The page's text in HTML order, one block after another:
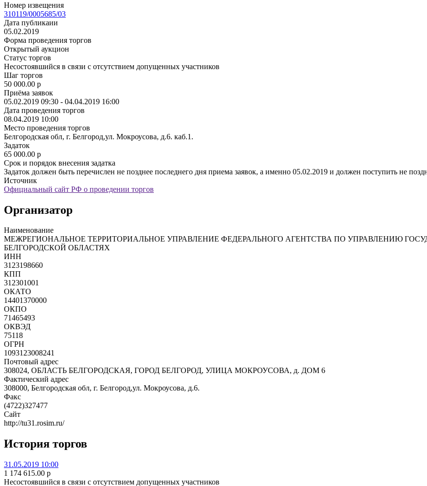
Номер извещения
310119/0005685/03
Дата публикаии
05.02.2019
Форма проведения торгов
Открытый аукцион
Статус торгов
Несостоявшийся в связи с отсутствием допущенных участников
Шаг торгов
50 000.00 p
Приёма заявок
05.02.2019 09:30 - 04.04.2019 16:00
Дата проведения торгов
08.04.2019 10:00
Место проведения торгов
Белгородская обл, г. Белгород,ул. Мокроусова, д.6. каб.1.
Задаток
65 000.00 p
Срок и порядок внесения задатка
Задаток должен быть перечислен не позднее последнего дня приема заявок, а именно 05.02.2019 и должен поступить не
Источник
Официальный сайт РФ о проведении торгов
Организатор
Наименование
МЕЖРЕГИОНАЛЬНОЕ ТЕРРИТОРИАЛЬНОЕ УПРАВЛЕНИЕ ФЕДЕРАЛЬНОГО АГЕНТСТВА ПО УПРАВЛЕНИЮ
БЕЛГОРОДСКОЙ ОБЛАСТЯХ
ИНН
3123198660
КПП
312301001
ОКАТО
14401370000
ОКПО
71465493
ОКВЭД
75118
ОГРН
1093123008241
Почтовый адрес
308024, ОБЛАСТЬ БЕЛГОРОДСКАЯ, ГОРОД БЕЛГОРОД, УЛИЦА МОКРОУСОВА, д. ДОМ 6
Фактический адрес
308000, Белгородская обл, г. Белгород,ул. Мокроусова, д.6.
Факс
(4722)327477
Сайт
http://tu31.rosim.ru/
История торгов
31.05.2019 10:00
1 174 615.00 p
Несостоявшийся в связи с отсутствием допущенных участников